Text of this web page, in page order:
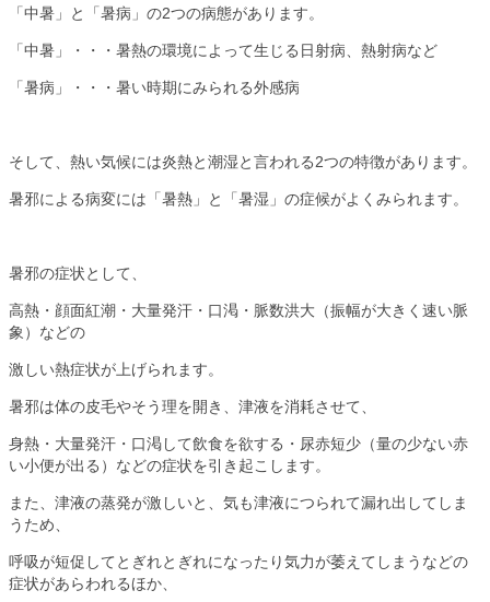
「中暑」と「暑病」の2つの病態があります。
「中暑」・・・暑熱の環境によって生じる日射病、熱射病など
「暑病」・・・暑い時期にみられる外感病
そして、熱い気候には炎熱と潮湿と言われる2つの特徴があります。
暑邪による病変には「暑熱」と「暑湿」の症候がよくみられます。
暑邪の症状として、
高熱・顔面紅潮・大量発汗・口渇・脈数洪大（振幅が大きく速い脈
象）などの
激しい熱症状が上げられます。
暑邪は体の皮毛やそう理を開き、津液を消耗させて、
身熱・大量発汗・口渇して飲食を欲する・尿赤短少（量の少ない赤
い小便が出る）などの症状を引き起こします。
また、津液の蒸発が激しいと、気も津液につられて漏れ出してしま
うため、
呼吸が短促してとぎれとぎれになったり気力が萎えてしまうなどの
症状があらわれるほか、